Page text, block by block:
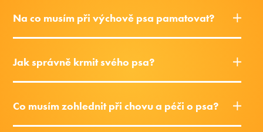
Na co musím při výchově psa pamatovat?
Jak správně krmit svého psa?
Co musím zohlednit při chovu a péči o psa?